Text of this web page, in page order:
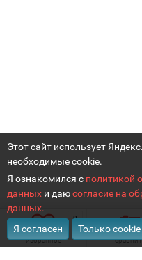
Этот сайт использует
необходимые cookie.
Я ознакомился с политикой
данных и даюсогласие на
данных.
Я согласен
Только cookie
0
избранное